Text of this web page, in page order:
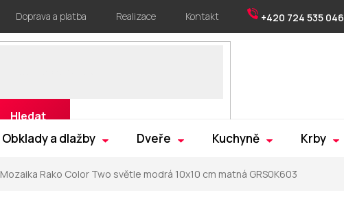
+420 724 535 046
Doprava a platba Realizace Kontakt
Hledat
Obklady a dlažby Dveře Kuchyně Krby
Mozaika Rako Color Two světle modrá 10x10 cm matná GRS0K603